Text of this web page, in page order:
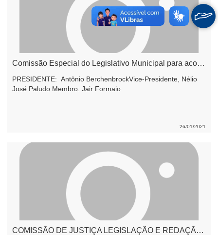
Comissão Especial do Legislativo Municipal para acompanhar as licitações da Prefeitura Municipal de Enéas Marques
PRESIDENTE: Antônio BerchenbrockVice-Presidente, Nélio
José Paludo Membro: Jair Formaio
26/01/2021
COMISSÃO DE JUSTIÇA LEGISLAÇÃO E REDAÇÃO 2021/2022